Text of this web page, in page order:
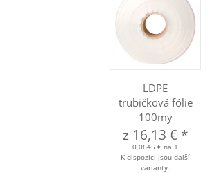
LDPE
trubičková fólie
100my
z 16,13 € *
0,0645 € na 1
K dispozici jsou další
varianty.